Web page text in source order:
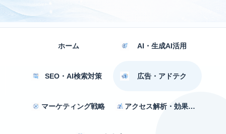
ホーム AI・生成AI活用
SEO・AI検索対策 広告・アドテク
マーケティング戦略 アクセス解析・効果測定